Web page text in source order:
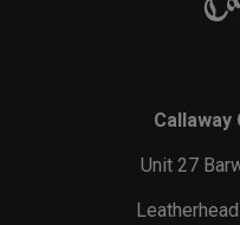
Callaway
Unit 27